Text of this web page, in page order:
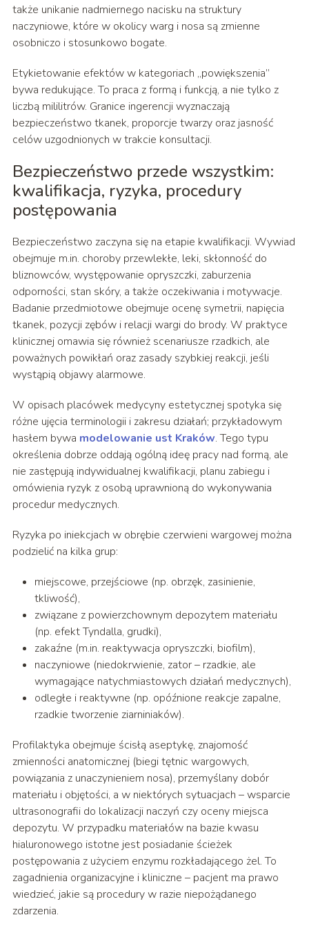
także unikanie nadmiernego nacisku na struktury
naczyniowe, które w okolicy warg i nosa są zmienne
osobniczo i stosunkowo bogate.
Etykietowanie efektów w kategoriach „powiększenia”
bywa redukujące. To praca z formą i funkcją, a nie tylko z
liczbą mililitrów. Granice ingerencji wyznaczają
bezpieczeństwo tkanek, proporcje twarzy oraz jasność
celów uzgodnionych w trakcie konsultacji.
Bezpieczeństwo przede wszystkim:
kwalifikacja, ryzyka, procedury
postępowania
Bezpieczeństwo zaczyna się na etapie kwalifikacji. Wywiad
obejmuje m.in. choroby przewlekłe, leki, skłonność do
bliznowców, występowanie opryszczki, zaburzenia
odporności, stan skóry, a także oczekiwania i motywacje.
Badanie przedmiotowe obejmuje ocenę symetrii, napięcia
tkanek, pozycji zębów i relacji wargi do brody. W praktyce
klinicznej omawia się również scenariusze rzadkich, ale
poważnych powikłań oraz zasady szybkiej reakcji, jeśli
wystąpią objawy alarmowe.
W opisach placówek medycyny estetycznej spotyka się
różne ujęcia terminologii i zakresu działań; przykładowym
hasłem bywa modelowanie ust Kraków. Tego typu
określenia dobrze oddają ogólną ideę pracy nad formą, ale
nie zastępują indywidualnej kwalifikacji, planu zabiegu i
omówienia ryzyk z osobą uprawnioną do wykonywania
procedur medycznych.
Ryzyka po iniekcjach w obrębie czerwieni wargowej można
podzielić na kilka grup:
miejscowe, przejściowe (np. obrzęk, zasinienie,
tkliwość),
związane z powierzchownym depozytem materiału
(np. efekt Tyndalla, grudki),
zakaźne (m.in. reaktywacja opryszczki, biofilm),
naczyniowe (niedokrwienie, zator – rzadkie, ale
wymagające natychmiastowych działań medycznych),
odległe i reaktywne (np. opóźnione reakcje zapalne,
rzadkie tworzenie ziarniniaków).
Profilaktyka obejmuje ścisłą aseptykę, znajomość
zmienności anatomicznej (biegi tętnic wargowych,
powiązania z unaczynieniem nosa), przemyślany dobór
materiału i objętości, a w niektórych sytuacjach – wsparcie
ultrasonografii do lokalizacji naczyń czy oceny miejsca
depozytu. W przypadku materiałów na bazie kwasu
hialuronowego istotne jest posiadanie ścieżek
postępowania z użyciem enzymu rozkładającego żel. To
zagadnienia organizacyjne i kliniczne – pacjent ma prawo
wiedzieć, jakie są procedury w razie niepożądanego
zdarzenia.